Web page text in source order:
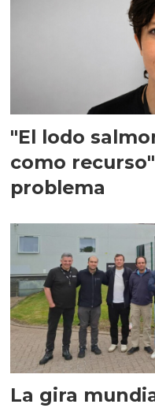
"El lodo
como
problema
La gira